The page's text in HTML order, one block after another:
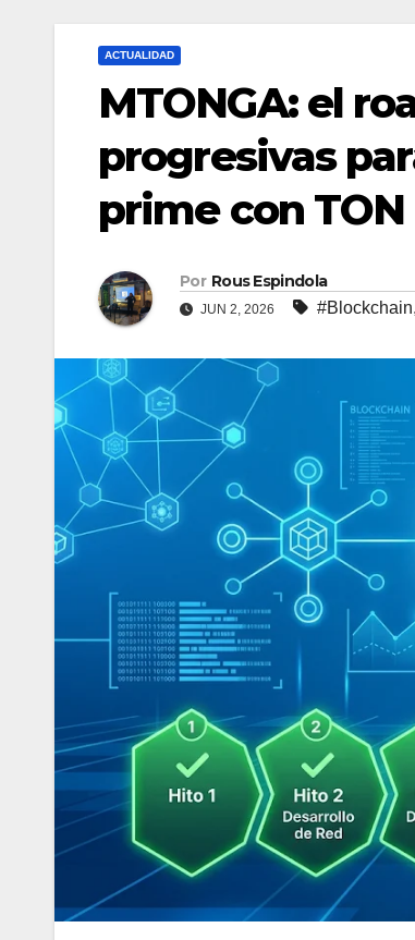
ACTUALIDAD
MTONGA: el
progresivas
prime con TON
Por Rous Espindola
JUN 2, 2026 #Blockchain,